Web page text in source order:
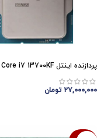
پردازنده اینتل Intel Core i7 13700KF
۲۷,۰۰۰,۰۰۰ تومان